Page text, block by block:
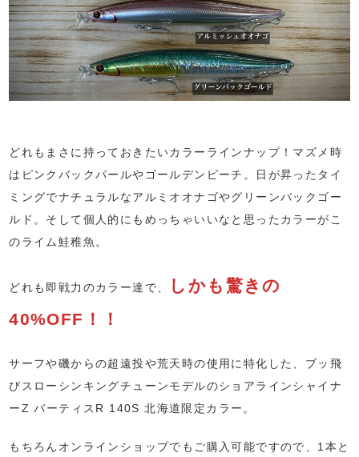
どれもまさに持っておきたいカラーラインナップ！マズメ時
はピンクバックパールやゴールデンピーチ。日が昇ったタイ
ミングでナチュラルなアルミオオナゴやグリーンバックゴー
ルド。そして個人的にもめっちゃいいなと思ったカラーがこ
のライム鮭稚魚。
どれも即戦力のカラー達で、
しかも驚きの
40%OFF！！
サーフや磯からの超遠投や荒天時の使用に特化した、ブッ飛
びスローシンキングチューンモデルのショアラインシャイナ
ーZ バーティスR 140S 北海道限定カラー。
もちろんオンラインショップでもご購入可能ですので、1本と